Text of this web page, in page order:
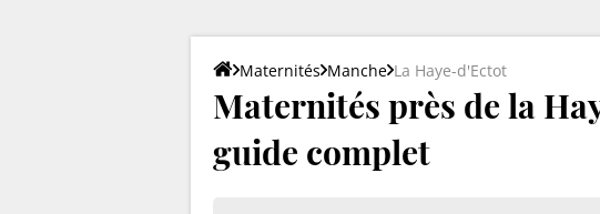
Maternités Manche La Haye-d'Ectot
Maternités près de la
guide complet